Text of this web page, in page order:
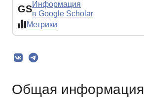
GSИнформация
в Google Scholar
Метрики
Общая информация